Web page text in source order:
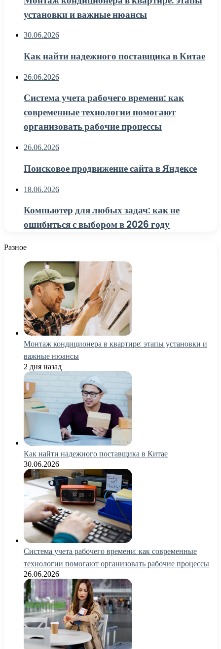
установки и важные нюансы
30.06.2026
Как найти надежного поставщика в Китае
26.06.2026
Система учета рабочего времени: как
современные технологии помогают
организовать рабочие процессы
26.06.2026
Поисковое продвижение сайта в Яндексе
18.06.2026
Компьютер для любых задач: как не
ошибиться с выбором в 2026 году
Разное
Монтаж кондиционера в квартире: этапы установки и
важные нюансы
2 дня назад
Как найти надежного поставщика в Китае
30.06.2026
Система учета рабочего времени: как современные
технологии помогают организовать рабочие процессы
26.06.2026